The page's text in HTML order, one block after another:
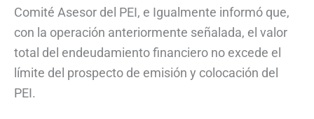
Comité Asesor del PEI, e Igualmente informó que,
con la operación anteriormente señalada, el valor
total del endeudamiento financiero no excede el
límite del prospecto de emisión y colocación del
PEI.